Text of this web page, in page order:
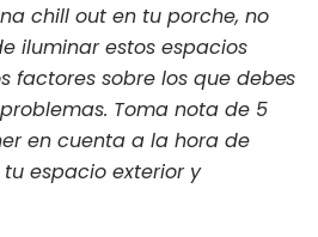
chill out en tu porche, no
iluminar estos espacios
factores sobre los que debes
Toma nota de 5
en cuenta a la hora de
espacio exterior y